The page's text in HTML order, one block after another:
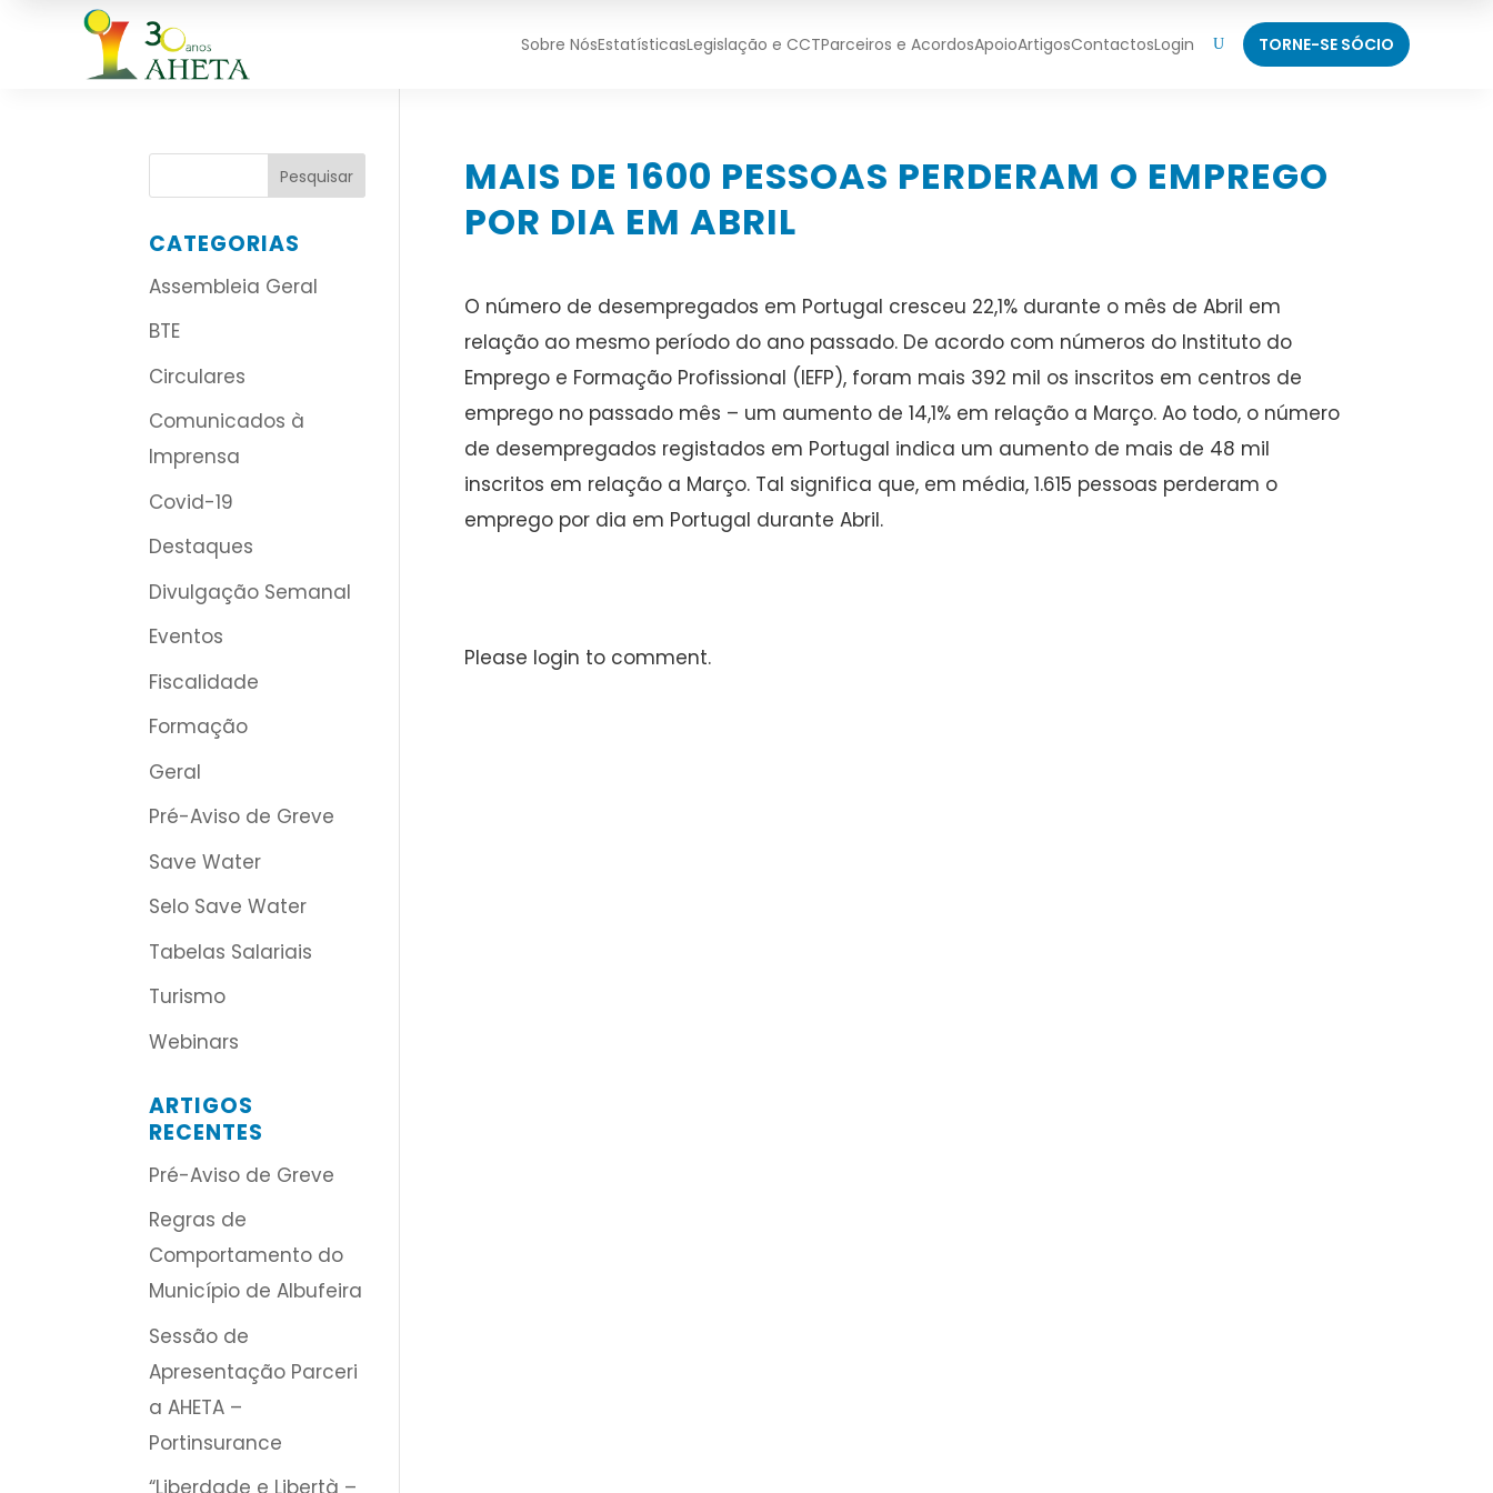
Sobre NósEstatísticasLegislação e CCTParceiros e AcordosApoioArtigosContactosLogin U TORNE-SE SÓCIO
MAIS DE 1600 PESSOAS PERDERAM O EMPREGO
POR DIA EM ABRIL
O número de desempregados em Portugal cresceu 22,1% durante o mês de Abril em
relação ao mesmo período do ano passado. De acordo com números do Instituto do
Emprego e Formação Profissional (IEFP), foram mais 392 mil os inscritos em centros de
emprego no passado mês – um aumento de 14,1% em relação a Março. Ao todo, o número
de desempregados registados em Portugal indica um aumento de mais de 48 mil
inscritos em relação a Março. Tal significa que, em média, 1.615 pessoas perderam o
emprego por dia em Portugal durante Abril.
Please login to comment.
CATEGORIAS
Assembleia Geral
BTE
Circulares
Comunicados à
Imprensa
Covid-19
Destaques
Divulgação Semanal
Eventos
Fiscalidade
Formação
Geral
Pré-Aviso de Greve
Save Water
Selo Save Water
Tabelas Salariais
Turismo
Webinars
ARTIGOS
RECENTES
Pré-Aviso de Greve
Regras de
Comportamento do
Município de Albufeira
Sessão de
Apresentação Parceri
a AHETA –
Portinsurance